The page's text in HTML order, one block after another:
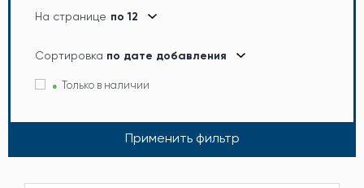
На странице по 12
Сортировка по дате добавления
Только в наличии
Применить фильтр